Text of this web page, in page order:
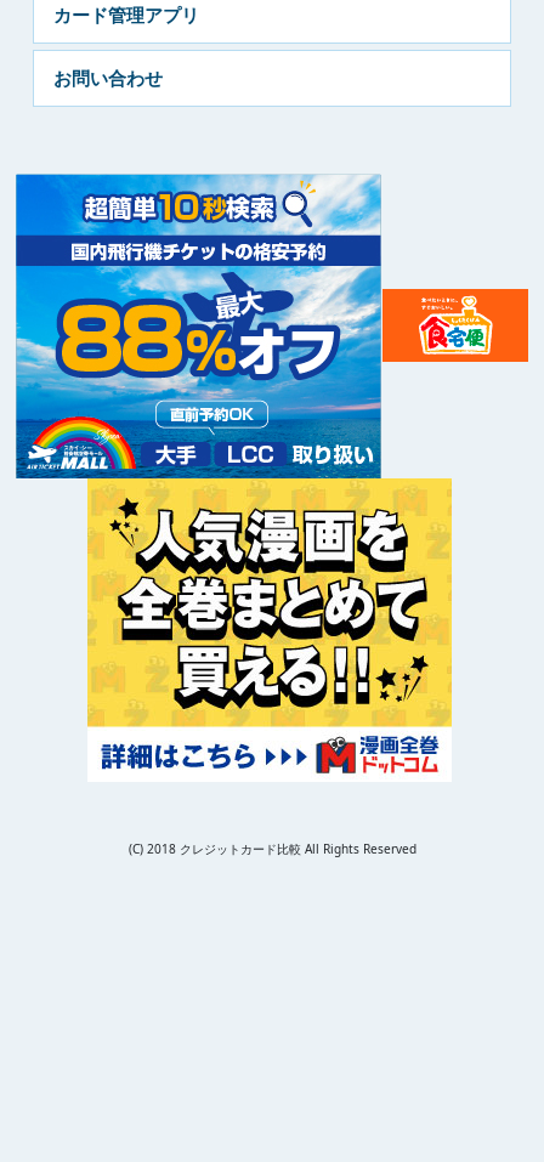
カード管理アプリ
お問い合わせ
(C) 2018 クレジットカード比較 All Rights Reserved